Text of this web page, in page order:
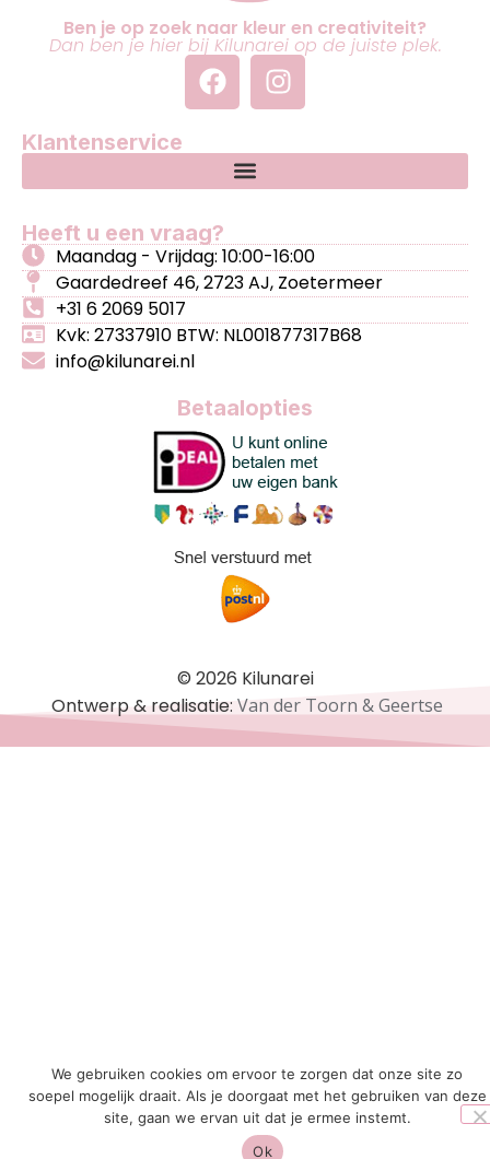
Ben je op zoek naar kleur en creativiteit?
Dan ben je hier bij Kilunarei op de juiste plek.
Klantenservice
Heeft u een vraag?
Maandag - Vrijdag: 10:00-16:00
Gaardedreef 46, 2723 AJ, Zoetermeer
+31 6 2069 5017
Kvk: 27337910 BTW: NL001877317B68
info@kilunarei.nl
Betaalopties
© 2026 Kilunarei
Ontwerp & realisatie:Van der Toorn & Geertse
We gebruiken cookies om ervoor te zorgen dat onze site zo
soepel mogelijk draait. Als je doorgaat met het gebruiken van deze
site, gaan we ervan uit dat je ermee instemt.
Ok